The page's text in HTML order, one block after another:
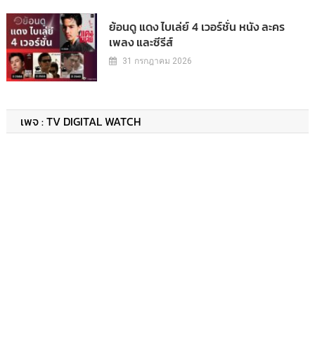
ย้อนดู แดง ไบเล่ย์ 4 เวอร์ชั่น หนัง ละคร
เพลง และซีรีส์
31 กรกฎาคม 2026
เพจ : TV DIGITAL WATCH